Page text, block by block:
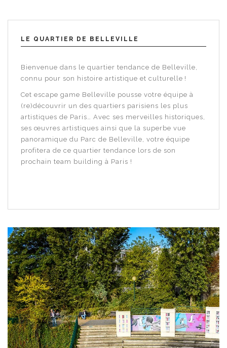
LE QUARTIER DE BELLEVILLE
Bienvenue dans le quartier tendance de Belleville,
connu pour son histoire artistique et culturelle !
Cet escape game Belleville pousse votre équipe à
(re)découvrir un des quartiers parisiens les plus
artistiques de Paris… Avec ses merveilles historiques,
ses œuvres artistiques ainsi que la superbe vue
panoramique du Parc de Belleville, votre équipe
profitera de ce quartier tendance lors de son
prochain team building à Paris !